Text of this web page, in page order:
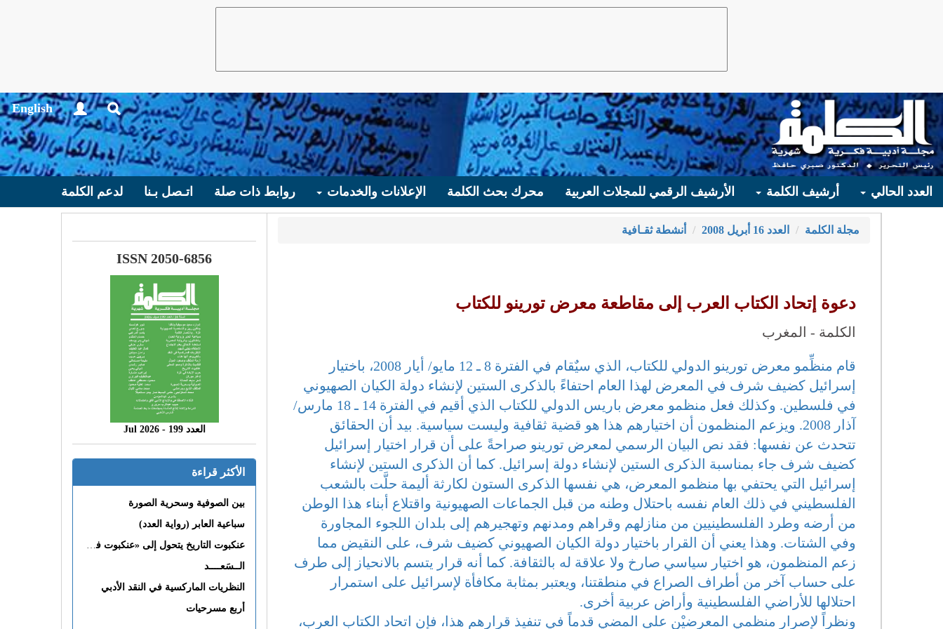
English
العدد الحالي أرشيف الكلمة الأرشيف الرقمي للمجلات العربية محرك بحث الكلمة الإعلانات والخدمات روابط ذات صلة اتـصل بـنا لدعم الكلمة
مجلة الكلمة العدد 16 أبريل 2008 أنشطة ثقـافية
دعوة إتحاد الكتاب العرب إلى مقاطعة معرض تورينو للكتاب
الكلمة - المغرب
قام منظِّمو معرض تورينو الدولي للكتاب، الذي سيٌقام في الفترة 8 ـ 12 مايو/ أيار 2008، باختيار
إسرائيل كضيف شرف في المعرض لهذا العام احتفاءً بالذكرى الستين لإنشاء دولة الكيان الصهيوني
في فلسطين. وكذلك فعل منظمو معرض باريس الدولي للكتاب الذي أقيم في الفترة 14 ـ 18 مارس/
آذار 2008. ويزعم المنظمون أن اختيارهم هذا هو قضية ثقافية وليست سياسية. بيد أن الحقائق
تتحدث عن نفسها: فقد نص البيان الرسمي لمعرض تورينو صراحةً على أن قرار اختيار إسرائيل
كضيف شرف جاء بمناسبة الذكرى الستين لإنشاء دولة إسرائيل. كما أن الذكرى الستين لإنشاء
إسرائيل التي يحتفي بها منظمو المعرض، هي نفسها الذكرى الستون لكارثة أليمة حلَّت بالشعب
الفلسطيني في ذلك العام نفسه باحتلال وطنه من قبل الجماعات الصهيونية واقتلاع أبناء هذا الوطن
من أرضه وطرد الفلسطينيين من منازلهم وقراهم ومدنهم وتهجيرهم إلى بلدان اللجوء المجاورة
وفي الشتات. وهذا يعني أن القرار باختيار دولة الكيان الصهيوني كضيف شرف، على النقيض مما
زعم المنظمون، هو اختيار سياسي صارخ ولا علاقة له بالثقافة. كما أنه قرار يتسم بالانحياز إلى طرف
على حساب آخر من أطراف الصراع في منطقتنا، ويعتبر بمثابة مكافأة لإسرائيل على استمرار
احتلالها للأراضي الفلسطينية وأراض عربية أخرى.
ونظراً لإصرار منظمي المعرضيْن على المضي قدماً في تنفيذ قرارهم هذا، فإن اتحاد الكتاب العرب،
ISSN 2050-6856
العدد 199 - 2026 Jul
الأكثر قراءة
بين الصوفية وسحرية الصورة
سباعية العابر (رواية العدد)
عنكبوت التاريخ يتحول إلى «عنكبوت فى القلب»
الــسَعــــد
النظريات الماركسية في النقد الأدبي
أربع مسرحيات